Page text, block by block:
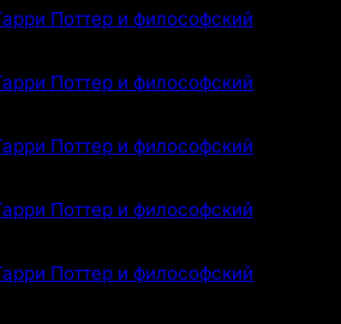
Поттер и философский
Поттер и философский
Поттер и философский
Поттер и философский
Поттер и философский